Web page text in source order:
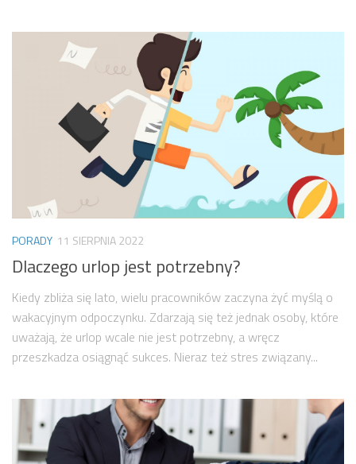
PORADY 11 SIERPNIA 2022
Dlaczego urlop jest potrzebny?
Kiedy zbliża się lato, wielu pracowników zaczyna żyć myślą o
wakacyjnym odpoczynku. Zdarzają się też jednak osoby, które
uważają, że urlop wcale nie jest potrzebny, a wręcz
przeszkadza osiągnąć sukces. Nieraz też stres związany...